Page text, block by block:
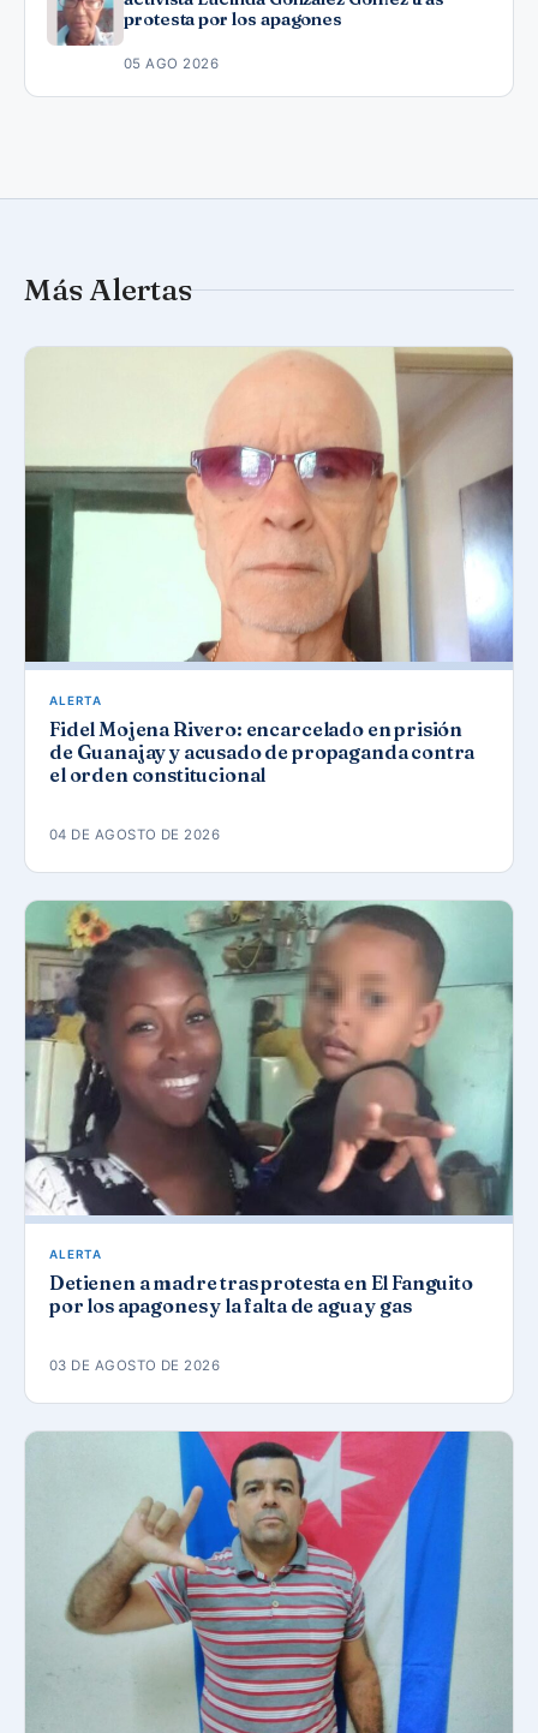
protesta por los apagones
05 AGO 2026
Más Alertas
ALERTA
Fidel Mojena Rivero: encarcelado en prisión
de Guanajay y acusado de propaganda contra
el orden constitucional
04 DE AGOSTO DE 2026
ALERTA
Detienen a madre tras protesta en El Fanguito
por los apagones y la falta de agua y gas
03 DE AGOSTO DE 2026